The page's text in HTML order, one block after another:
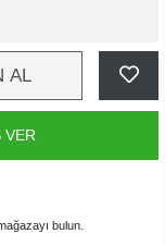
AL
VER
bulun.